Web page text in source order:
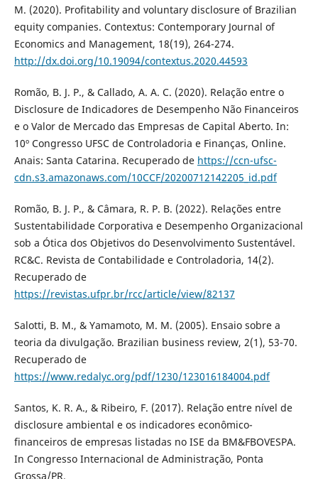
M. (2020). Profitability and voluntary disclosure of Brazilian
equity companies. Contextus: Contemporary Journal of
Economics and Management, 18(19), 264-274.
http://dx.doi.org/10.19094/contextus.2020.44593
Romão, B. J. P., & Callado, A. A. C. (2020). Relação entre o
Disclosure de Indicadores de Desempenho Não Financeiros
e o Valor de Mercado das Empresas de Capital Aberto. In:
10º Congresso UFSC de Controladoria e Finanças, Online.
Anais: Santa Catarina. Recuperado de https://ccn-ufsc-
cdn.s3.amazonaws.com/10CCF/20200712142205_id.pdf
Romão, B. J. P., & Câmara, R. P. B. (2022). Relações entre
Sustentabilidade Corporativa e Desempenho Organizacional
sob a Ótica dos Objetivos do Desenvolvimento Sustentável.
RC&C. Revista de Contabilidade e Controladoria, 14(2).
Recuperado de
https://revistas.ufpr.br/rcc/article/view/82137
Salotti, B. M., & Yamamoto, M. M. (2005). Ensaio sobre a
teoria da divulgação. Brazilian business review, 2(1), 53-70.
Recuperado de
https://www.redalyc.org/pdf/1230/123016184004.pdf
Santos, K. R. A., & Ribeiro, F. (2017). Relação entre nível de
disclosure ambiental e os indicadores econômico-
financeiros de empresas listadas no ISE da BM&FBOVESPA.
In Congresso Internacional de Administração, Ponta
Grossa/PR.